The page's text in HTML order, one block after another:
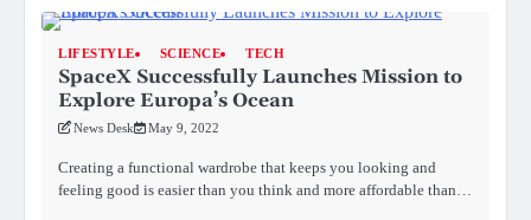
LIFESTYLE SCIENCE TECH
SpaceX Successfully Launches Mission to
Explore Europa’s Ocean
News Desk May 9, 2022
Creating a functional wardrobe that keeps you looking and
feeling good is easier than you think and more affordable than…